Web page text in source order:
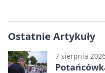
Ostatnie Artykuły
7 sierpnia